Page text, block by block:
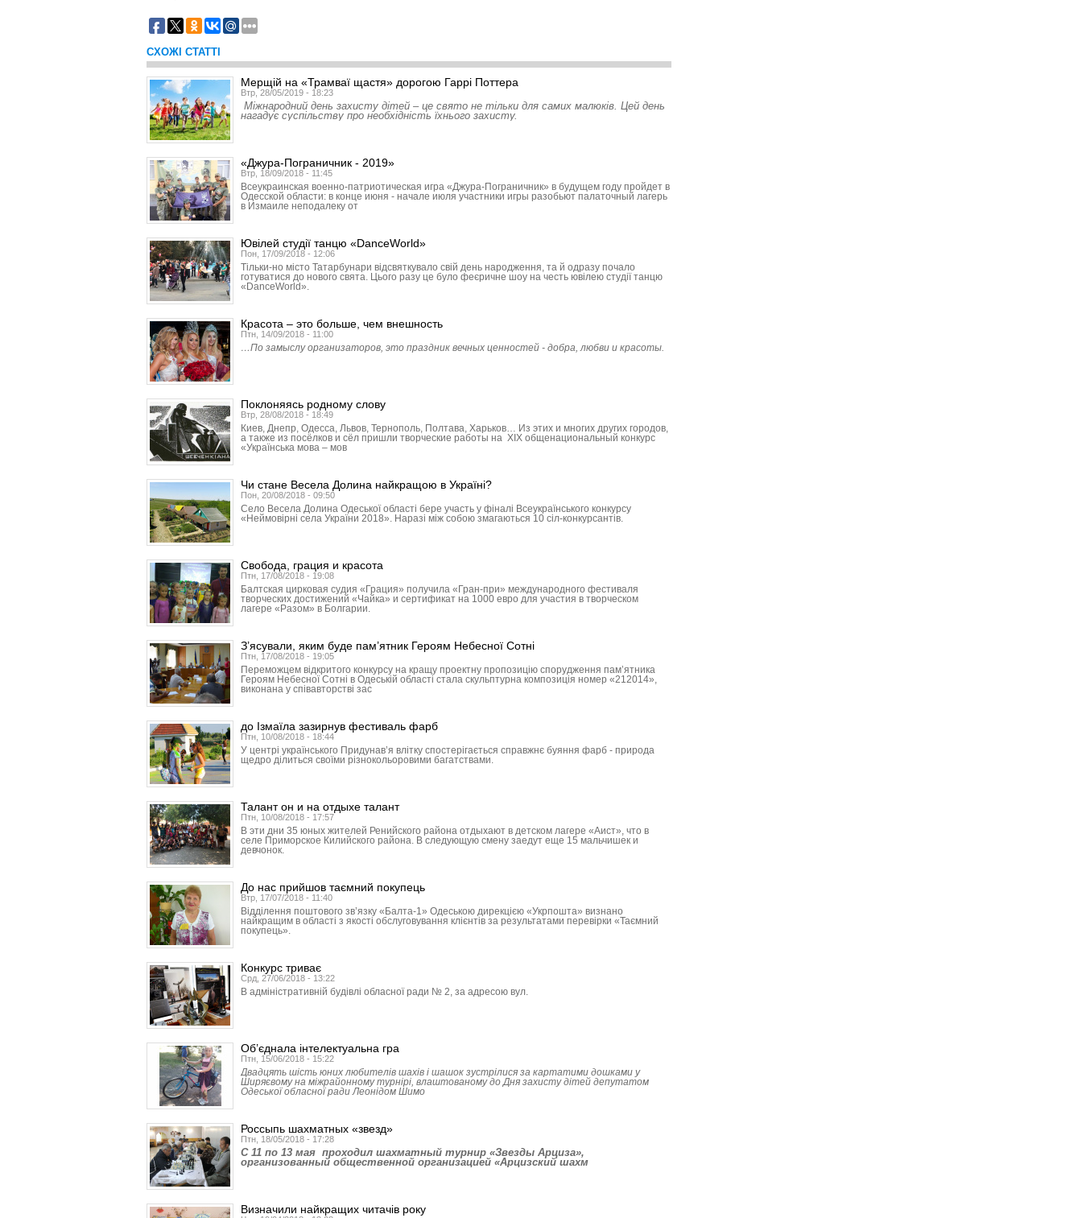
СХОЖІ СТАТТІ
Мерщій на «Трамваї щастя» дорогою Гаррі Поттера
Втр, 28/05/2019 - 18:23
Міжнародний день захисту дітей – це свято не тільки для самих малюків. Цей день
нагадує суспільству про необхідність їхнього захисту.
«Джура-Пограничник - 2019»
Втр, 18/09/2018 - 11:45
Всеукраинская военно-патриотическая игра «Джура-Пограничник» в будущем году пройдет в
Одесской области: в конце июня - начале июля участники игры разобьют палаточный лагерь
в Измаиле неподалеку от
Ювілей студії танцю «DanceWorld»
Пон, 17/09/2018 - 12:06
Тільки-но місто Татарбунари відсвяткувало свій день народження, та й одразу почало
готуватися до нового свята. Цього разу це було феєричне шоу на честь ювілею студії танцю
«DanceWorld».
Красота – это больше, чем внешность
Птн, 14/09/2018 - 11:00
…По замыслу организаторов, это праздник вечных ценностей - добра, любви и красоты.
Поклоняясь родному слову
Втр, 28/08/2018 - 18:49
Киев, Днепр, Одесса, Львов, Тер­нополь, Полтава, Харьков… Из этих и многих других городов,
а также из посёлков и сёл пришли творческие работы на ХIХ общенациональный конкурс
«Українська мова – мов
Чи стане Весела Долина найкращою в Україні?
Пон, 20/08/2018 - 09:50
Село Весела Долина Одеської області бере участь у фіналі Всеукраїнського конкурсу
«Неймовірні села України 2018». Наразі між собою змагаються 10 сіл-конкурсантів.
Свобода, грация и красота
Птн, 17/08/2018 - 19:08
Балтская цирковая судия «Грация» получила «Гран-при» международного фестиваля
творческих достижений «Чайка» и сертификат на 1000 евро для участия в творческом
лагере «Разом» в Болгарии.
З’ясували, яким буде пам’ятник Героям Небесної Сотні
Птн, 17/08/2018 - 19:05
Переможцем відкритого конкурсу на кращу проектну пропозицію спорудження пам’ятника
Героям Небесної Сотні в Одеській області стала скульптурна композиція номер «212014»,
виконана у співавторстві зас
до Ізмаїла зазирнув фестиваль фарб
Птн, 10/08/2018 - 18:44
У центрі українського Придунав’я влітку спостерігається справжнє буяння фарб - природа
щедро ділиться своїми різнокольоровими багатствами.
Талант он и на отдыхе талант
Птн, 10/08/2018 - 17:57
В эти дни 35 юных жителей Ренийского района отдыхают в детском лагере «Аист», что в
селе Приморское Килийского района. В следующую смену заедут еще 15 мальчишек и
девчонок.
До нас прийшов таємний покупець
Втр, 17/07/2018 - 11:40
Відділення поштового зв’язку «Балта-1» Одеською дирекцією «Укрпошта» визнано
найкращим в області з якості обслуговування клієнтів за результатами перевірки «Таємний
покупець».
Конкурс триває
Срд, 27/06/2018 - 13:22
В адміністративній будівлі обласної ради № 2, за адресою вул.
Об’єднала інтелектуальна гра
Птн, 15/06/2018 - 15:22
Двадцять шість юних любителів шахів і шашок зустрілися за картатими дошками у
Ширяєвому на міжрайонному турнірі, влаштованому до Дня захисту дітей депутатом
Одеської обласної ради Леонідом Шимо
Россыпь шахматных «звезд»
Птн, 18/05/2018 - 17:28
C 11 по 13 мая проходил шахматный турнир «Звезды Арциза»,
организованный общественной организацией «Арцизский шахм
Визначили найкращих читачів року